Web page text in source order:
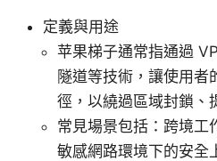
定義與用途
苹果梯子通常指通過
隧道等技術，讓使用者
徑，以繞過區域封鎖、
常見場景包括：跨境工
敏感網路環境下的安全